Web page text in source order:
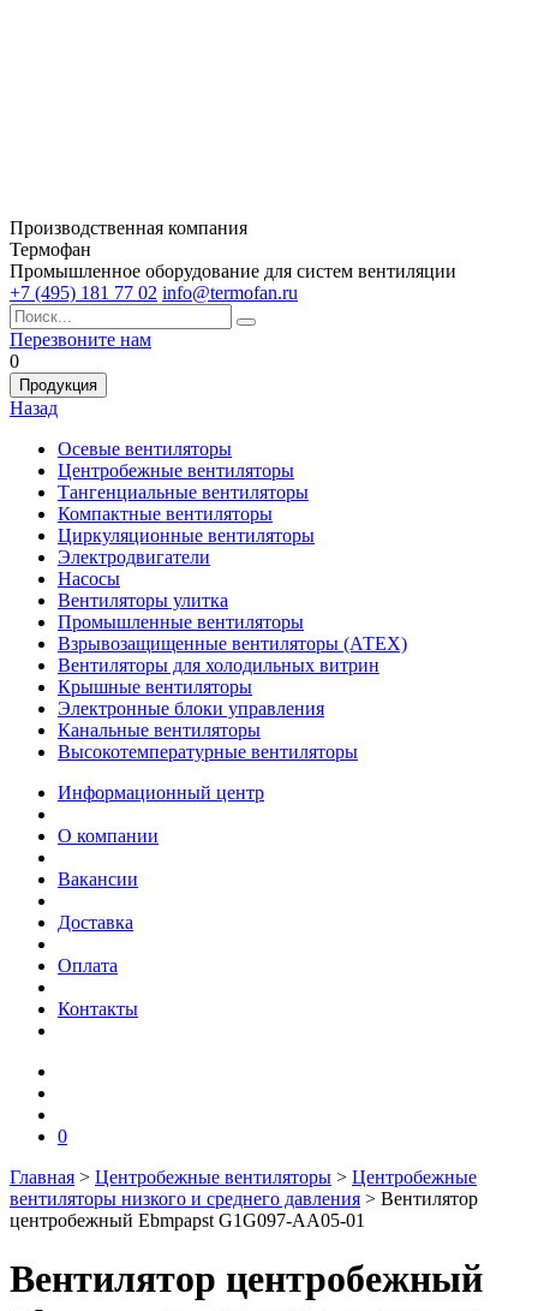
Производственная компания
Термофан
Промышленное оборудование для систем вентиляции
+7 (495) 181 77 02 info@termofan.ru
Перезвоните нам
0
Продукция
Назад
Осевые вентиляторы
Центробежные вентиляторы
Тангенциальные вентиляторы
Компактные вентиляторы
Циркуляционные вентиляторы
Электродвигатели
Насосы
Вентиляторы улитка
Промышленные вентиляторы
Взрывозащищенные вентиляторы (АТЕХ)
Вентиляторы для холодильных витрин
Крышные вентиляторы
Электронные блоки управления
Канальные вентиляторы
Высокотемпературные вентиляторы
Информационный центр
О компании
Вакансии
Доставка
Оплата
Контакты
0
Главная > Центробежные вентиляторы > Центробежные
вентиляторы низкого и среднего давления > Вентилятор
центробежный Ebmpapst G1G097-AA05-01
Вентилятор центробежный